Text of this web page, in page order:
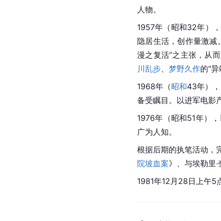
人物。
1957年（昭和32年）
隐居生活，创作量激减
漫之复活”之主张，从
川乱步
梦野久作的"
1968年（昭和43年）
备受瞩目。以进军电影
1976年（昭和51年）
广为人知。
根据后期的执笔活动，
院坡血案》、与埃勒里
1981年12月28日上午5